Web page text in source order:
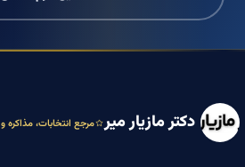
دکتر مازیار میر مرجع انتخابات، مذاکره